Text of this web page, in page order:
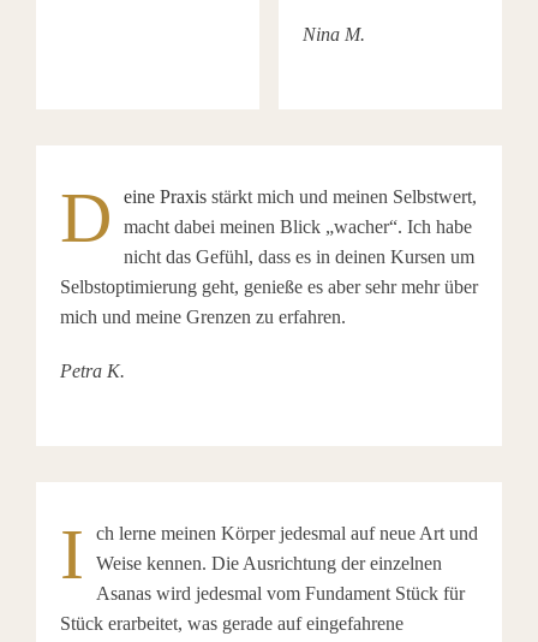
Nina M.
D ​​​​eine Praxisstärkt mich und meinen Selbstwert,
macht dabei meinen Blick „wacher“. Ich habe
nicht das Gefühl, dass es in deinen Kursen um
Selbstoptimierung geht, genieße es aber sehr mehr über
mich und meine Grenzen zu erfahren.
Petra K.
I
ch lerne meinen Körper jedesmal auf neue Art und
Weise kennen. Die Ausrichtung der einzelnen
Asanas wird jedesmal vom Fundament Stück für
Stück erarbeitet, was gerade auf eingefahrene